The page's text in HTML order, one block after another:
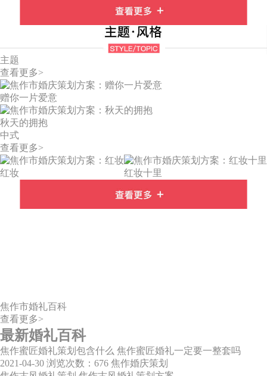
主题
查看更多>
赠你一片爱意
秋天的拥抱
中式
查看更多>
红妆 红妆十里
焦作市婚礼百科
查看更多>
最新婚礼百科
焦作蜜匠婚礼策划包含什么 焦作蜜匠婚礼一定要一整套吗
2021-04-30 浏览次数：676 焦作婚庆策划